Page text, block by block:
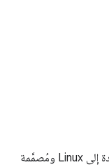
Android هو حزمة برامج مفتوحة المصدر مستندة إلى Linux ومُصمَّمة